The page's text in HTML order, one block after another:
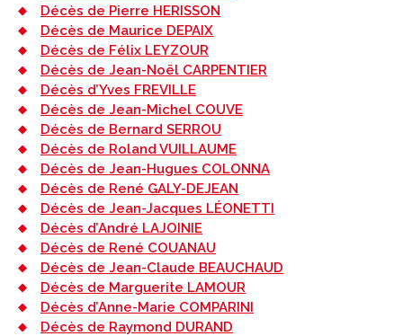
Décès de Pierre HERISSON
Décès de Maurice DEPAIX
Décès de Félix LEYZOUR
Décès de Jean-Noël CARPENTIER
Décès d’Yves FREVILLE
Décès de Jean-Michel COUVE
Décès de Bernard SERROU
Décès de Roland VUILLAUME
Décès de Jean-Hugues COLONNA
Décès de René GALY-DEJEAN
Décès de Jean-Jacques LÉONETTI
Décès d’André LAJOINIE
Décès de René COUANAU
Décès de Jean-Claude BEAUCHAUD
Décès de Marguerite LAMOUR
Décès d’Anne-Marie COMPARINI
Décès de Raymond DURAND